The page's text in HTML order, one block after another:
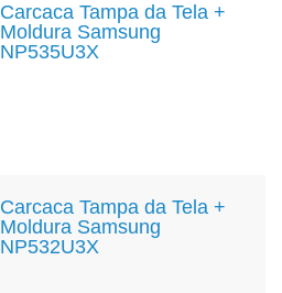
Carcaca Tampa da Tela +
Moldura Samsung
NP535U3X
Carcaca Tampa da Tela +
Moldura Samsung
NP532U3X